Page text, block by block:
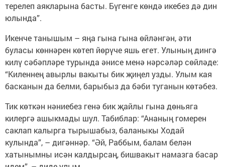
терелеп аякларына басты. Бүгенге көндә икебез дә дин
юлында”.
Икенче танышым – яңа гына гына өйләнгән, әти
буласы көннәрен көтеп йөрүче яшь егет. Улының дингә
килү сәбәпләре турында әнисе менә нәрсәләр сөйләде:
“Киленнең авырлы вакыты бик җиңел узды. Улым кая
басканын да белми, барыбыз да бәби туганын көтәбез.
Тик көткән нәниебез генә бик җайлы гына дөньяга
килергә ашыкмады шул. Табиблар: “Ананың гомерен
саклап калырга тырышабыз, баланыкы Ходай
кулында”, – дигәннәр. “Әй, Раббым, балам белән
хатынымны исән калдырсаң, бишвакыт намазга басар